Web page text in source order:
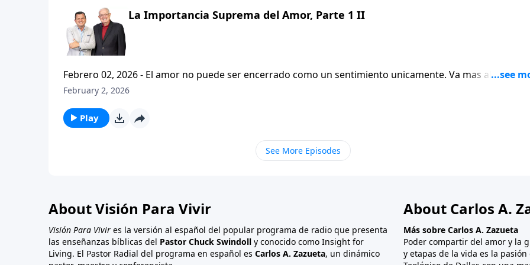
La Importancia Suprema del Amor, Parte 1 II
Febrero 02, 2026 - El amor no puede ser encerrado como un sentimiento unicamente. Va mas alla
de nuestro propio interes o beneficio. La Biblia dice que Dios ha derramado en nosotros Su amor, por lo
caracter de Cristo en nosotros? Hoy, en Vision Para Vivir, el pastor Carlos A. Zazueta continuara con el
mensaje titulado: "La importancia suprema del amor".
February 2, 2026
Play
See More Episodes
About Visión Para Vivir
Visión Para Vivir es la versión al español del popular programa de radio que presenta
las enseñanzas bíblicas del Pastor Chuck Swindoll y conocido como Insight for
Living. El Pastor Radial del programa en español es Carlos A. Zazueta, un dinámico
About Carlos A.
Más sobre Carlos A. Zazueta
Poder compartir del amor y la
y etapas de la vida es la